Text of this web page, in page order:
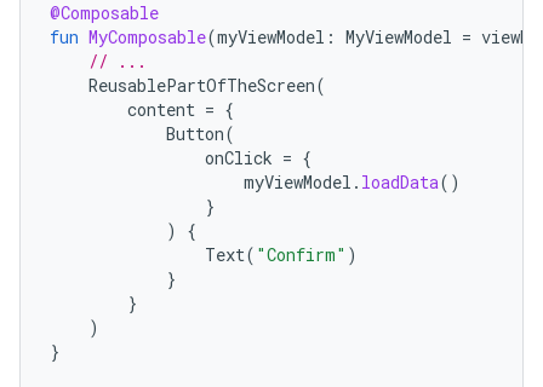
@Composable
fun MyComposable(myViewModel : MyViewModel =
// ...
ReusablePartOfTheScreen(
content = {
Button(
onClick = {
myViewModel . loadData()
}
)
{
Text( "Confirm" )
}
}
)
}